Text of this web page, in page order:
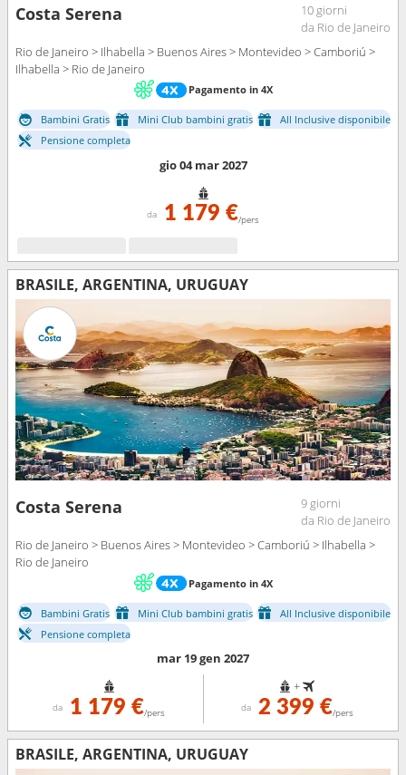
Costa Serena
10 giorni
da Rio de Janeiro
Rio de Janeiro > Ilhabella > Buenos Aires > Montevideo > Camboriú >
Ilhabella > Rio de Janeiro
Pagamento in 4X
Bambini Gratis Mini Club bambini gratis
All Inclusive disponibile
Pensione completa
gio 04 mar 2027
da 1 179 €/pers
BRASILE, ARGENTINA, URUGUAY
Costa Serena
9 giorni
da Rio de Janeiro
Rio de Janeiro > Buenos Aires > Montevideo > Camboriú > Ilhabella >
Rio de Janeiro
Pagamento in 4X
Bambini Gratis Mini Club bambini gratis
All Inclusive disponibile
Pensione completa
mar 19 gen 2027
da 1 179 €/pers
+
da 2 399 €/pers
BRASILE, ARGENTINA, URUGUAY